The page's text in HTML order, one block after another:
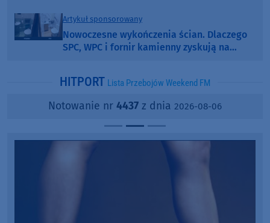
Artykuł sponsorowany
Nowoczesne wykończenia ścian. Dlaczego
SPC, WPC i fornir kamienny zyskują na
HITPORT Lista Przebojów Weekend FM
Notowanie nr 4437 z dnia 2026-08-06